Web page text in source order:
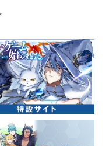
険も──全力で遊び